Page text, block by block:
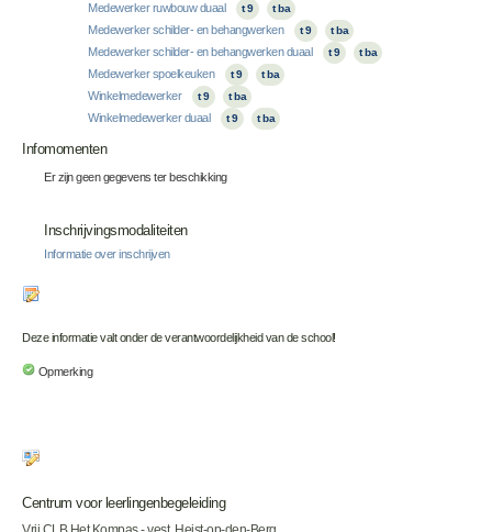
Medewerker ruwbouw duaal t 9 t ba
Medewerker schilder- en behangwerken t 9 t ba
Medewerker schilder- en behangwerken duaal t 9 t ba
Medewerker spoelkeuken t 9 t ba
Winkelmedewerker t 9 t ba
Winkelmedewerker duaal t 9 t ba
Infomomenten
Er zijn geen gegevens ter beschikking
Inschrijvingsmodaliteiten
Informatie over inschrijven
Deze informatie valt onder de verantwoordelijkheid van de school!
Opmerking
Centrum voor leerlingenbegeleiding